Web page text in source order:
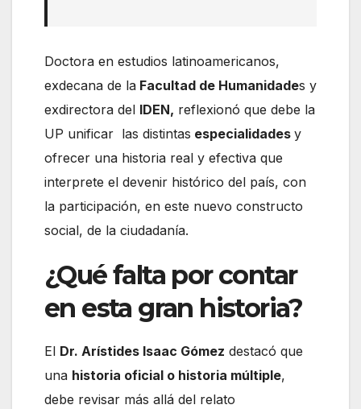
Doctora en estudios latinoamericanos,
exdecana de la Facultad de Humanidades y
exdirectora del IDEN, reflexionó que debe la
UP unificar las distintas especialidades y
ofrecer una historia real y efectiva que
interprete el devenir histórico del país, con
la participación, en este nuevo constructo
social, de la ciudadanía.
¿Qué falta por contar
en esta gran historia?
El Dr. Arístides Isaac Gómez destacó que
una historia oficial o historia múltiple,
debe revisar más allá del relato